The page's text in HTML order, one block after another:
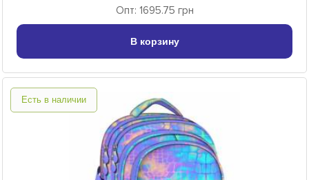
Опт: 1695.75 грн
В корзину
Есть в наличии